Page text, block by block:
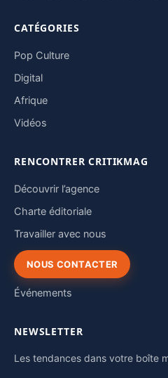
CATÉGORIES
Pop Culture
Digital
Afrique
Vidéos
RENCONTRER CRITIKMAG
Découvrir l’agence
Charte éditoriale
Travailler avec nous
NOUS CONTACTER
Événements
NEWSLETTER
Les tendances dans votre boîte